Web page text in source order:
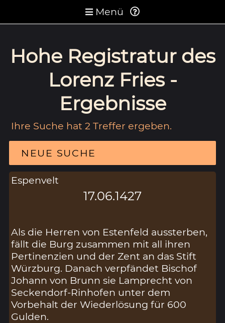
Menü
Hohe Registratur des
Lorenz Fries -
Ergebnisse
Ihre Suche hat 2 Treffer ergeben.
NEUE SUCHE
Espenvelt
17.06.1427
Als die Herren von Estenfeld aussterben,
fällt die Burg zusammen mit all ihren
Pertinenzien und der Zent an das Stift
Würzburg. Danach verpfändet Bischof
Johann von Brunn sie Lamprecht von
Seckendorf-Rinhofen unter dem
Vorbehalt der Wiederlösung für 600
Gulden.